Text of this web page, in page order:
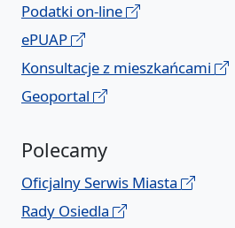
Podatki on-line
ePUAP
Konsultacje z mieszkańcami
Geoportal
Polecamy
Oficjalny Serwis Miasta
Rady Osiedla